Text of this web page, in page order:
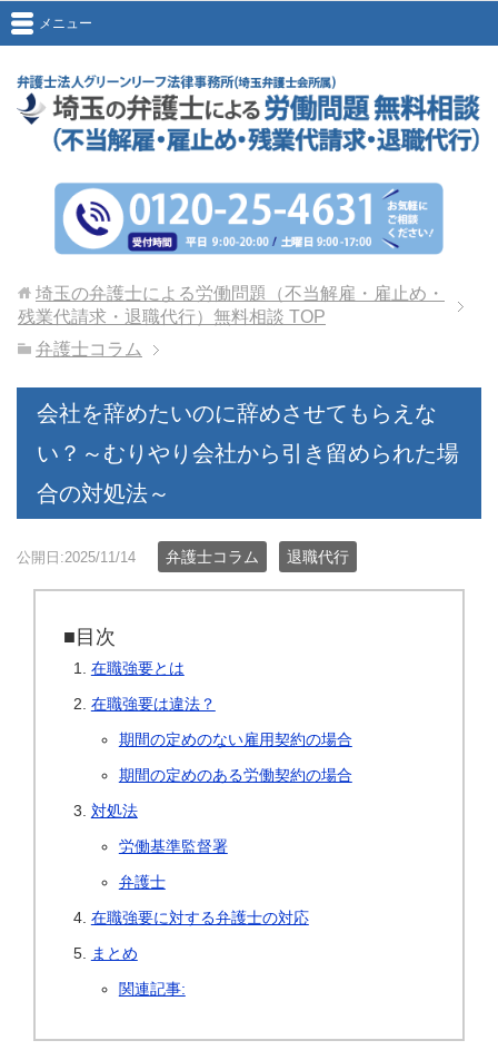
メニュー
埼玉の弁護士による労働問題（不当解雇・雇止め・
残業代請求・退職代行）無料相談 TOP
弁護士コラム
会社を辞めたいのに辞めさせてもらえな
い？～むりやり会社から引き留められた場
合の対処法～
公開日:2025/11/14 弁護士コラム 退職代行
■目次
在職強要とは
在職強要は違法？
期間の定めのない雇用契約の場合
期間の定めのある労働契約の場合
対処法
労働基準監督署
弁護士
在職強要に対する弁護士の対応
まとめ
関連記事: